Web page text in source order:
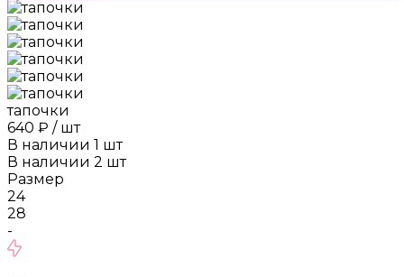
тапочки
640 ₽ / шт
В наличии 1 шт
В наличии 2 шт
Размер
24
28
-